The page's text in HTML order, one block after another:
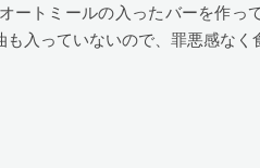
トミールの入ったバーを作っ
入っていないので、罪悪感なく